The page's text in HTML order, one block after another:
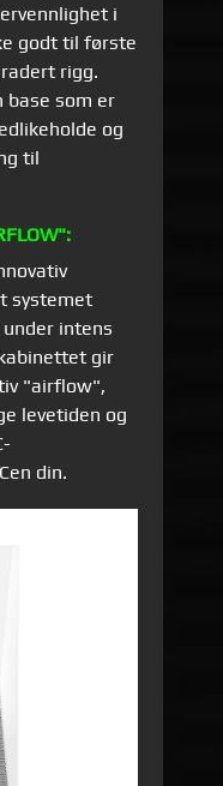
i
godt til første
rigg.
base som er
og
til
systemet
intens
gir
"airflow",
levetiden og
din.